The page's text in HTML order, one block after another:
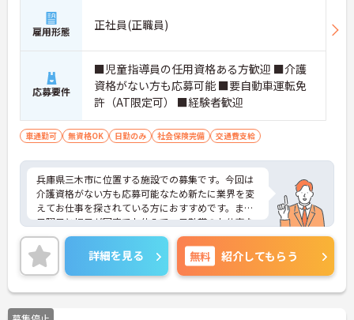
雇用形態 正社員(正職員)
応募要件
■児童指導員の任用資格ある方歓迎 ■介護
資格がない方も応募可能 ■要自動車運転免
許（AT限定可） ■経験者歓迎
車通勤可 無資格OK 日勤のみ 社会保険完備 交通費支給
兵庫県三木市に位置する施設での募集です。今回は
介護資格がない方も応募可能なため新たに業界を変
えてお仕事を探されている方におすすめです。また
日曜日と祝日が固定でお休みで、日勤帯のお仕事な
ためプライベートの時間の確保もしやすいです。ご
興味のある方はご面接のポイントをお伝えしますの
で、お気軽にお問い合わせください。
詳細を見る 無料 紹介してもらう